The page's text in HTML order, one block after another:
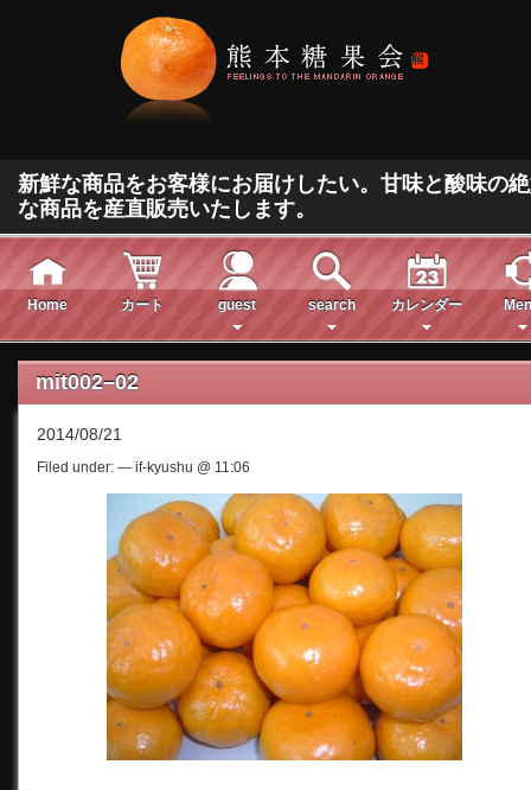
新鮮な商品をお客様にお届けしたい。甘味と酸味の
な商品を産直販売いたします。
Home カート guest search カレンダー
mit002–02
2014/08/21
Filed under: — if-kyushu @ 11:06